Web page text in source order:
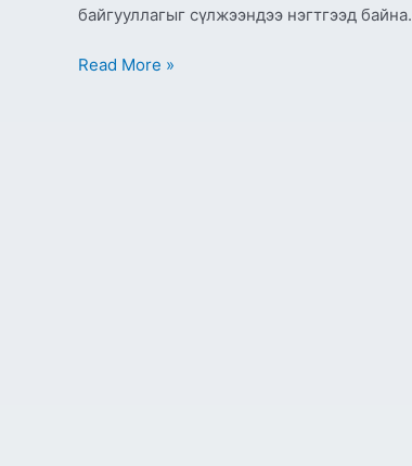
байгууллагыг сүлжээндээ нэгтгээд байна.
Read More »